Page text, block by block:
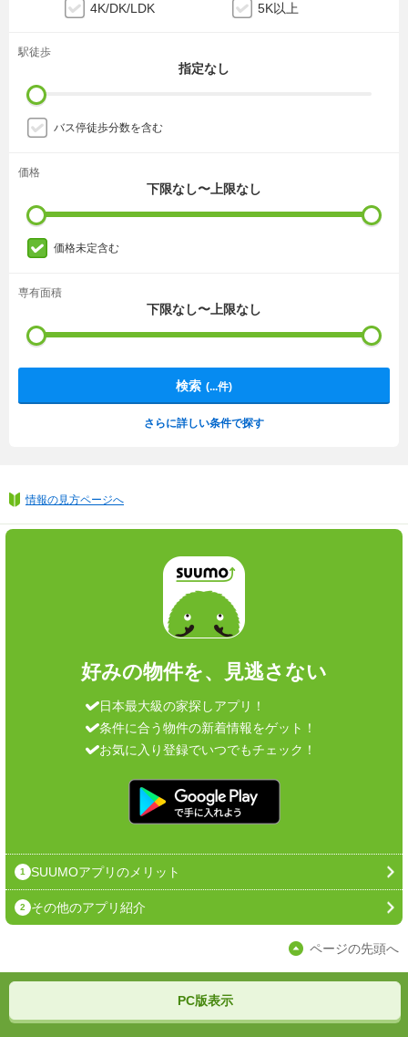
4K/DK/LDK 5K以上
駅徒歩
指定なし
バス停徒歩分数を含む
価格
下限なし〜上限なし
価格未定含む
専有面積
下限なし〜上限なし
検索 (...件)
さらに詳しい条件で探す
情報の見方ページへ
好みの物件を、見逃さない
日本最大級の家探しアプリ！
条件に合う物件の新着情報をゲット！
お気に入り登録でいつでもチェック！
1 SUUMOアプリのメリット
2 その他のアプリ紹介
ページの先頭へ
PC版表示